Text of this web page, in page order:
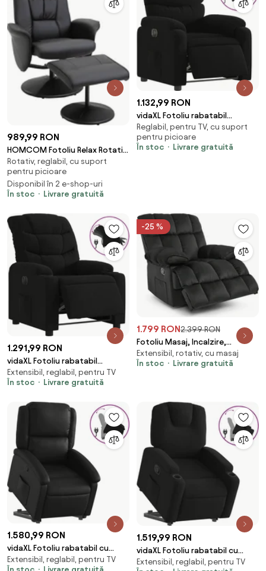
989,99 RON
HOMCOM Fotoliu Relax Rotativ
360° din Metal și Piele
Sintetică, cu Suport pentru
Picioare, Spătar Reglabil, Negru
| Aosom Romania
Rotativ, reglabil, cu suport
pentru picioare
Disponibil în 2 e-shop-uri
În stoc
Livrare gratuită
1.132,99 RON
vidaXL Fotoliu rabatabil
electric, negru, material textil
Reglabil, pentru TV, cu suport
pentru picioare
În stoc
Livrare gratuită
1.291,99 RON
vidaXL Fotoliu rabatabil
electric, negru, material textil
Extensibil, reglabil, pentru TV
În stoc
Livrare gratuită
-25 %
1.799 RON2.399 RON
Fotoliu Masaj, Incalzire,
Rabatabil, Sezut cu Arcuri
metalice, Suport pentru
Extensibil, rotativ, cu masaj
În stoc
Livrare gratuită
1.580,99 RON
vidaXL Fotoliu rabatabil cu
ridicare, negru, piele ecologică
Extensibil, reglabil, pentru TV
1.519,99 RON
vidaXL Fotoliu rabatabil cu
ridicare pe verticală, negru,
Extensibil, reglabil, pentru TV